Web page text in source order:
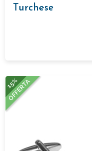
Turchese
15%
OFFERTA